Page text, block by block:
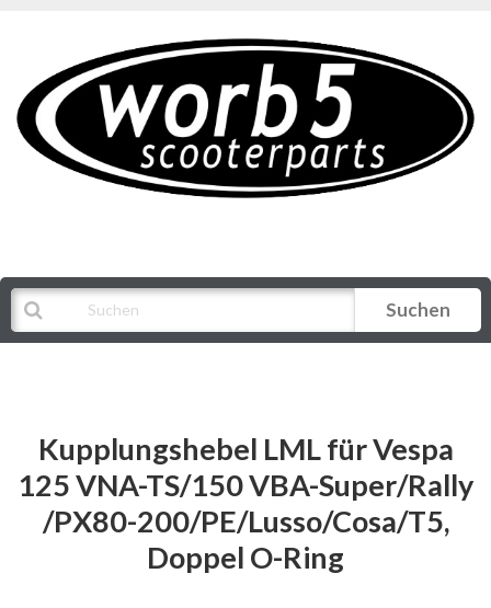
Suchen
Kupplungshebel LML für Vespa
125 VNA-TS/150 VBA-Super/Rally
/PX80-200/PE/Lusso/Cosa/T5,
Doppel O-Ring